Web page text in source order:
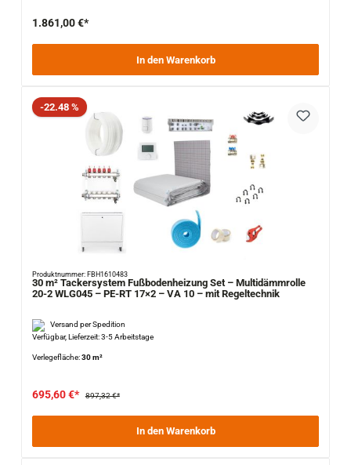
1.861,00 €*
In den Warenkorb
Rabatt
-22.48 %
Produktnummer: FBH1610483
30 m² Tackersystem Fußbodenheizung Set – Multidämmrolle
20-2 WLG045 – PE-RT 17×2 – VA 10 – mit Regeltechnik
Versand per Spedition
Verfügbar, Lieferzeit: 3-5 Arbeitstage
Verlegefläche:30 m²
695,60 €* 897,32 €*
In den Warenkorb